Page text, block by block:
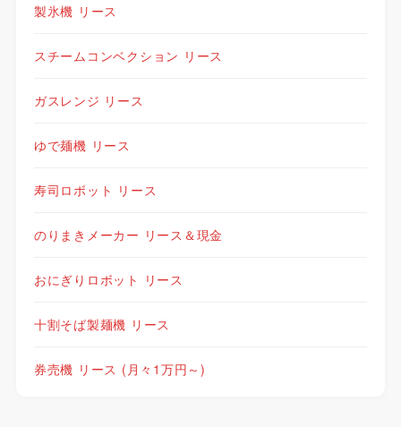
製氷機 リース
スチームコンベクション リース
ガスレンジ リース
ゆで麺機 リース
寿司ロボット リース
のりまきメーカー リース＆現金
おにぎりロボット リース
十割そば製麺機 リース
券売機 リース (月々1万円～)